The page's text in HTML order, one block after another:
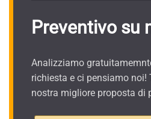
Preventivo su
Analizziamo
richiesta e ci pensiamo noi!
nostra migliore proposta di